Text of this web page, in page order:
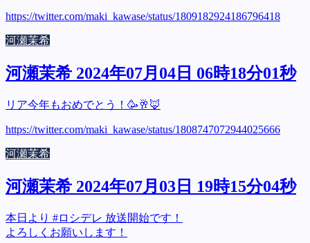
https://twitter.com/maki_kawase/status/1809182924186796418
河瀬茉希
河瀬茉希 2024年07月04日 06時18分01秒
リア今年もおめでとう！🥳🥂🦊
https://twitter.com/maki_kawase/status/1808747072944025666
河瀬茉希
河瀬茉希 2024年07月03日 19時15分04秒
本日より #ロシデレ 放送開始です！
よろしくお願いします！